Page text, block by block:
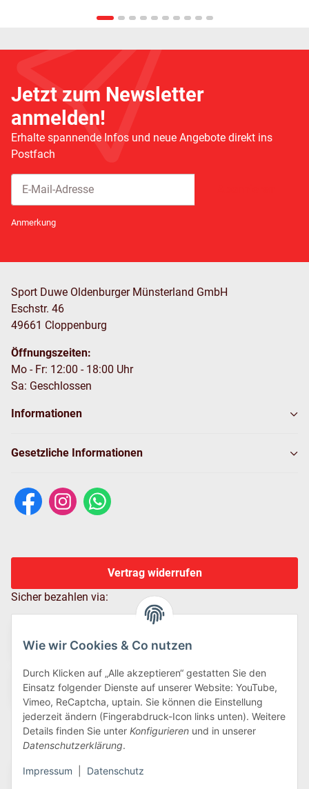
Wie wir Cookies & Co nutzen
Durch Klicken auf „Alle akzeptieren“ gestatten Sie den
Einsatz folgender Dienste auf unserer Website: YouTube,
Vimeo, ReCaptcha, uptain. Sie können die Einstellung
jederzeit ändern (Fingerabdruck-Icon links unten). Weitere
Details finden Sie unter Konfigurieren und in unserer
Datenschutzerklärung.
Impressum Datenschutz
Jetzt zum Newsletter
anmelden!
Erhalte spannende Infos und neue Angebote direkt ins
Postfach
Anmerkung
Sport Duwe Oldenburger Münsterland GmbH
Eschstr. 46
49661 Cloppenburg
Öffnungszeiten:
Mo - Fr: 12:00 - 18:00 Uhr
Sa: Geschlossen
Informationen
Gesetzliche Informationen
Vertrag widerrufen
Sicher bezahlen via:
Wir versenden via: